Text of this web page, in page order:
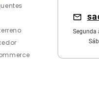
Segunda